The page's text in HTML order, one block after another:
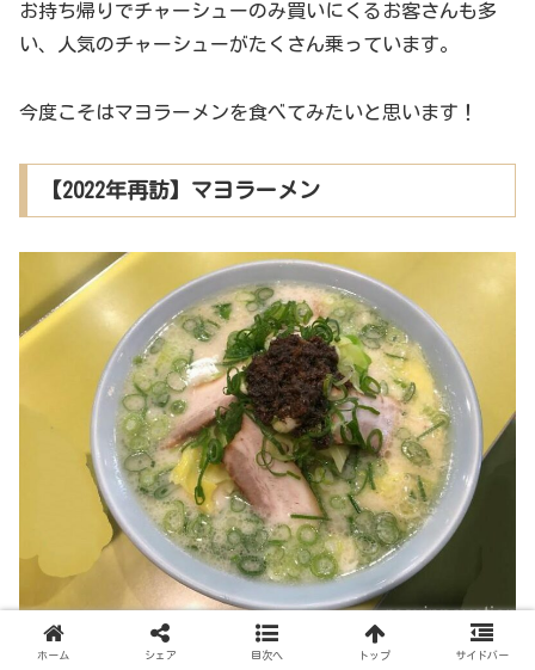
お持ち帰りでチャーシューのみ買いにくるお客さんも多
い、人気のチャーシューがたくさん乗っています。
今度こそはマヨラーメンを食べてみたいと思います！
【2022年再訪】マヨラーメン
ホーム シェア 目次へ トップ サイドバー